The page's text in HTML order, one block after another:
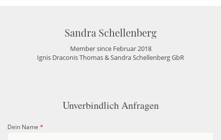
Sandra Schellenberg
Member since Februar 2018
Ignis Draconis Thomas & Sandra Schellenberg GbR
Unverbindlich Anfragen
Dein Name *